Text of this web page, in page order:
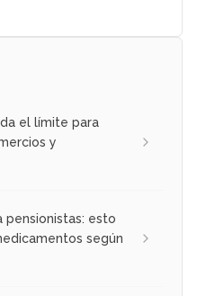
el límite para
y
esto
según